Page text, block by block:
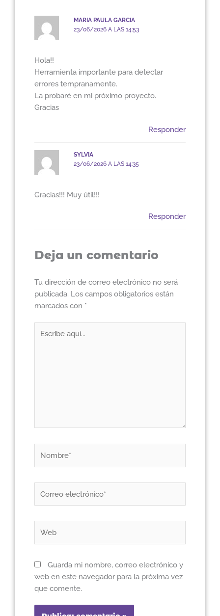
MARIA PAULA GARCIA
23/06/2026 A LAS 14:53
Hola!!
Herramienta importante para detectar
errores tempranamente.
La probaré en mi próximo proyecto.
Gracias
Responder
SYLVIA
23/06/2026 A LAS 14:35
Gracias!!! Muy útil!!!
Responder
Deja un comentario
Tu dirección de correo electrónico no será
publicada. Los campos obligatorios están
marcados con *
electrónico*
Guarda mi nombre, correo electrónico y
web en este navegador para la próxima vez
que comente.